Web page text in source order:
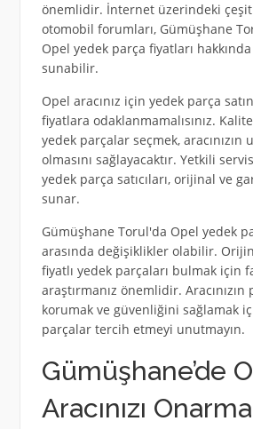
önemlidir. İnternet üzerindeki
otomobil forumları, Gümüşhane
Opel yedek parça fiyatları
sunabilir.
Opel aracınız için yedek parça
fiyatlara odaklanmamalısınız.
yedek parçalar seçmek, aracınızın
olmasını sağlayacaktır. Yetkili
yedek parça satıcıları, orijinal ve
sunar.
Gümüşhane Torul'da Opel yedek
arasında değişiklikler olabilir.
fiyatlı yedek parçaları bulmak için
araştırmanız önemlidir. Aracınızın
korumak ve güvenliğini sağlamak
parçalar tercih etmeyi unutmayın.
Gümüşhane’de
Aracınızı